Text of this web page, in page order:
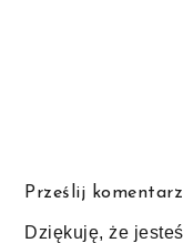
Prześlij komentarz
Dziękuję, że